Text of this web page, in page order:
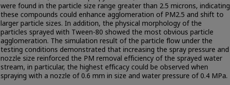
were found in the particle size range greater than 2.5 microns, indicating
these compounds could enhance agglomeration of PM2.5 and shift to
larger particle sizes. In addition, the physical morphology of the
particles sprayed with Tween-80 showed the most obvious particle
agglomeration. The simulation result of the particle flow under the
testing conditions demonstrated that increasing the spray pressure and
nozzle size reinforced the PM removal efficiency of the sprayed water
stream, in particular, the highest efficacy could be observed when
spraying with a nozzle of 0.6 mm in size and water pressure of 0.4 MPa.